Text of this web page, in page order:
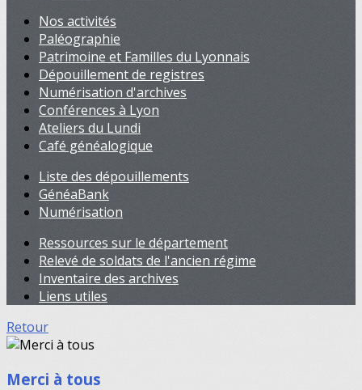
Nos activités
Paléographie
Patrimoine et Familles du Lyonnais
Dépouillement de registres
Numérisation d'archives
Conférences à Lyon
Ateliers du Lundi
Café généalogique
Liste des dépouillements
GénéaBank
Numérisation
Ressources sur le département
Relevé de soldats de l'ancien régime
Inventaire des archives
Liens utiles
Retour
Merci à tous